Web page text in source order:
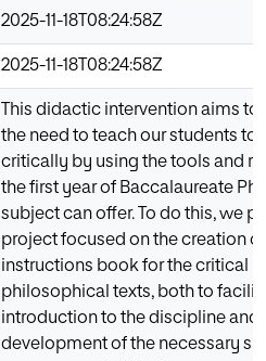
2025-11-18T08:24:58Z
2025-11-18T08:24:58Z
This didactic intervention aims
the need to teach our students to
critically by using the tools and
the first year of Baccalaureate
subject can offer. To do this, we
project focused on the creation
instructions book for the critical
philosophical texts, both to
introduction to the discipline and
development of the necessary